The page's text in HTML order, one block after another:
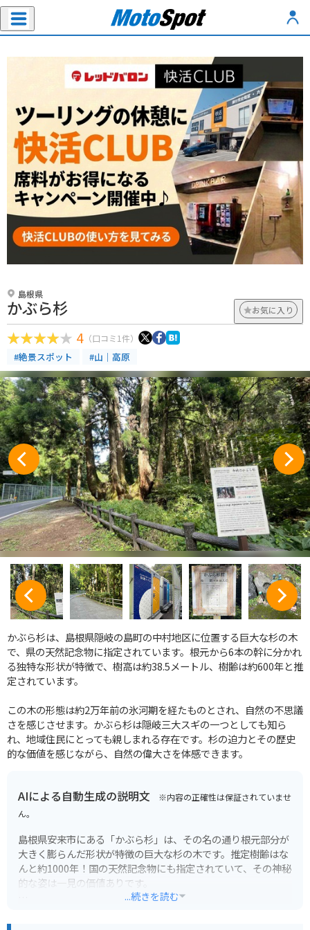
島根県
かぶら杉 お気に入り
4 （口コミ1件）
#絶景スポット #山｜高原
かぶら杉は、島根県隠岐の島町の中村地区に位置する巨大な杉の木
で、県の天然記念物に指定されています。根元から6本の幹に分かれ
る独特な形状が特徴で、樹高は約38.5メートル、樹齢は約600年と推
定されています。
この木の形態は約2万年前の氷河期を経たものとされ、自然の不思議
さを感じさせます。かぶら杉は隠岐三大スギの一つとしても知ら
れ、地域住民にとっても親しまれる存在です。杉の迫力とその歴史
的な価値を感じながら、自然の偉大さを体感できます。
AIによる自動生成の説明文 ※内容の正確性は保証されていませ
ん。
島根県安来市にある「かぶら杉」は、その名の通り根元部分が
大きく膨らんだ形状が特徴の巨大な杉の木です。推定樹齢はな
んと約1000年！国の天然記念物にも指定されていて、その神秘
的な姿は一見の価値ありです。
...続きを読む